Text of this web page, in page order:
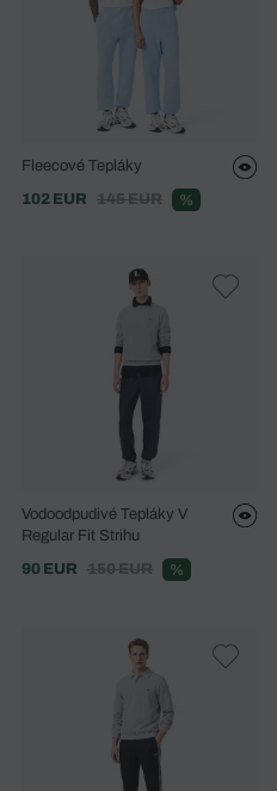
Fleecové Tepláky
102 EUR
145 EUR %
Vodoodpudivé Tepláky V
Regular Fit Strihu
90 EUR
150 EUR %